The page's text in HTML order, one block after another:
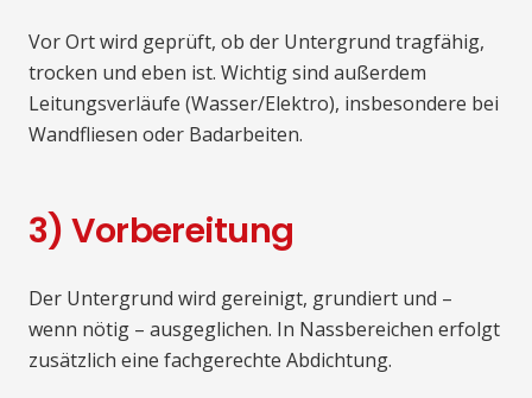
Vor Ort wird geprüft, ob der Untergrund tragfähig,
trocken und eben ist. Wichtig sind außerdem
Leitungsverläufe (Wasser/Elektro), insbesondere bei
Wandfliesen oder Badarbeiten.
3) Vorbereitung
Der Untergrund wird gereinigt, grundiert und –
wenn nötig – ausgeglichen. In Nassbereichen erfolgt
zusätzlich eine fachgerechte Abdichtung.